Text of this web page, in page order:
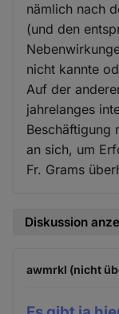
nämlich nach
(und den
nicht kannte
Auf der
jahrelanges
Beschäftigung
an sich, um
Fr. Grams
Diskussion
awmrkl (nicht